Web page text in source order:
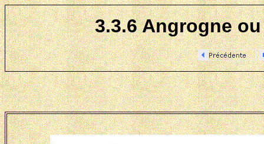
3.3.6 Angrogne